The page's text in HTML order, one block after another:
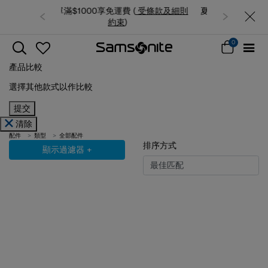
夏日限時優惠: 精選行李箱低至6折
受條款及細則
0
產品比較
選擇其他款式以作比較
提交
清除
配件 類型 全部配件
顯示過濾器 + 排序方式